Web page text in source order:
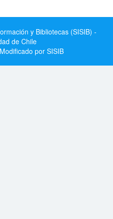
y Bibliotecas (SISIB) -
de Chile
por SISIB